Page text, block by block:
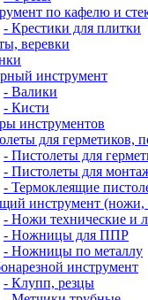
по кафелю и
- Крестики для плитки
веревки
инструмент
- Валики
- Кисти
инструментов
для герметиков,
- Пистолеты для
- Пистолеты для
- Термоклеящие
инструмент
- Ножи технические и
- Ножницы для ППР
- Ножницы по металлу
инструмент
- Клупп, резцы